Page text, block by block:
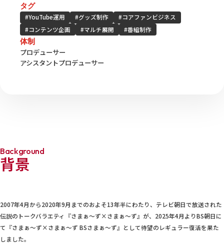
タグ
#YouTube運用 #グッズ制作
#コアファンビジネス
#コンテンツ企画
#マルチ展開 #番組制作
体制
プロデューサー
アシスタントプロデューサー
Background
背景
2007年4月から2020年9月までのおよそ13年半にわたり、テレビ朝日で放送された
伝説のトークバラエティ『さまぁ～ず×さまぁ～ず』が、2025年4月よりBS朝日に
て『さまぁ～ず×さまぁ～ず BSさまぁ～ず』として待望のレギュラー復活を果た
しました。